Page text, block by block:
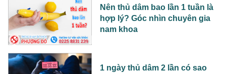
Nên thủ dâm bao lần 1 tuần là
hợp lý? Góc nhìn chuyên gia
nam khoa
1 ngày thủ dâm 2 lần có sao